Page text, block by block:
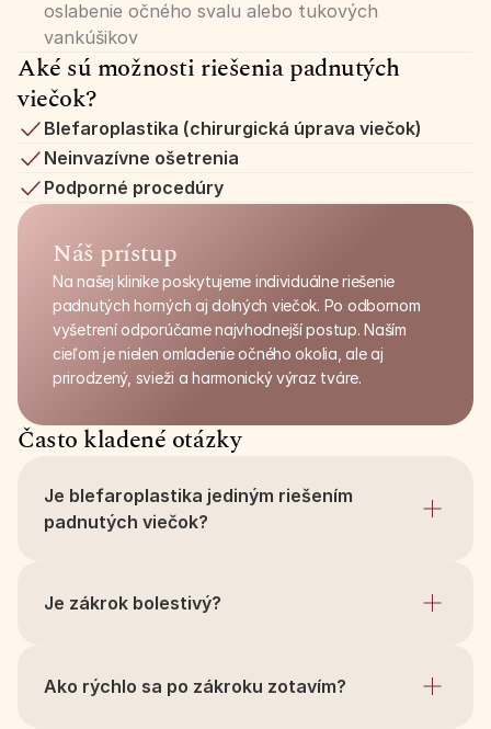
oslabenie očného svalu alebo tukových
vankúšikov
Aké sú možnosti riešenia padnutých
viečok?
Blefaroplastika (chirurgická úprava viečok)
Neinvazívne ošetrenia
Podporné procedúry
Náš prístup
Na našej klinike poskytujeme individuálne riešenie
padnutých horných aj dolných viečok. Po odbornom
vyšetrení odporúčame najvhodnejší postup. Naším
cieľom je nielen omladenie očného okolia, ale aj
prirodzený, svieži a harmonický výraz tváre.
Často kladené otázky
Je blefaroplastika jediným riešením
padnutých viečok?
Je zákrok bolestivý?
Ako rýchlo sa po zákroku zotavím?